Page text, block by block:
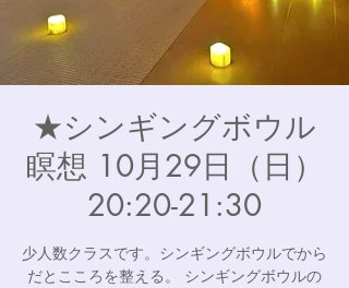
★シンギングボウル
瞑想 10月29日（日）
20:20-21:30
少人数クラスです。シンギングボウルでから
だとこころを整える。 シンギングボウルの